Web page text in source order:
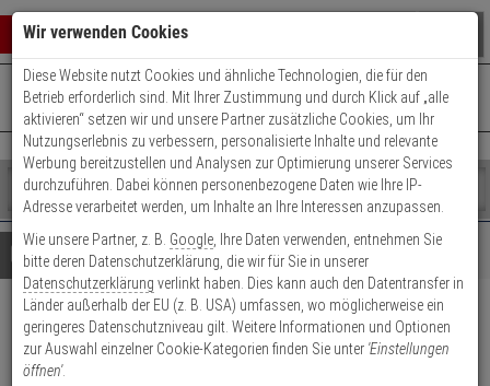
0 ARTIKEL IM WARENKORB
Ihr Warenkorb ist momentan leer.
Ergebnisse ()
Fertig
Shop
durchsuchen
Bitte
geben
Sie
mindestens
Zeichen
ein,
um
Es
wurde
noch
Kategorien
Suche
gestartet
+49 (0)821 899 493-0Mo. - Do.: 8:00 - 16:30 | Fr.: 8:00 - 14:00 Uhr
Kontaktservice nutzen
Details Beratung
ABUS TVHS20020
Klingeltasten-Modul (6 Tasten)
Wir verwenden Cookies
Diese Website nutzt Cookies und ähnliche Technologien, die für den
Betrieb erforderlich sind. Mit Ihrer Zustimmung und durch Klick auf „alle
aktivieren“ setzen wir und unsere Partner zusätzliche Cookies, um Ihr
Nutzungserlebnis zu verbessern, personalisierte Inhalte und relevante
Werbung bereitzustellen und Analysen zur Optimierung unserer Services
durchzuführen. Dabei können personenbezogene Daten wie Ihre IP-
Adresse verarbeitet werden, um Inhalte an Ihre Interessen anzupassen.
Wie unsere Partner, z. B. Google , Ihre Daten verwenden, entnehmen Sie
bitte deren Datenschutzerklärung, die wir für Sie in unserer
Datenschutzerklärung verlinkt haben. Dies kann auch den Datentransfer in
Länder außerhalb der EU (z. B. USA) umfassen, wo möglicherweise ein
geringeres Datenschutzniveau gilt. Weitere Informationen und Optionen
zur Auswahl einzelner Cookie-Kategorien finden Sie unter 'Einstellungen
öffnen'.